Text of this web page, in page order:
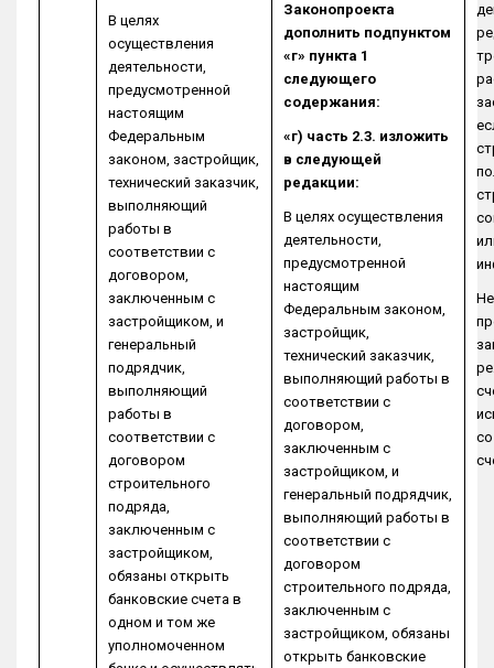
В целях
осуществления
деятельности,
предусмотренной
настоящим
Федеральным
законом, застройщик,
технический заказчик,
выполняющий
работы в
соответствии с
договором,
заключенным с
застройщиком, и
генеральный
подрядчик,
выполняющий
работы в
соответствии с
договором
строительного
подряда,
заключенным с
застройщиком,
обязаны открыть
банковские счета в
одном и том же
уполномоченном
Законопроекта
дополнить подпунктом
«г» пункта 1
следующего
содержания:
«г) часть 2.3. изложить
в следующей
редакции:
В целях осуществления
деятельности,
предусмотренной
настоящим
Федеральным законом,
застройщик,
технический заказчик,
выполняющий работы в
соответствии с
договором,
заключенным с
застройщиком, и
генеральный подрядчик,
выполняющий работы в
соответствии с
договором
строительного подряда,
заключенным с
застройщиком, обязаны
открыть банковские